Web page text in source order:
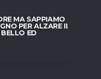
MA SAPPIAMO
PER ALZARE IL
ED